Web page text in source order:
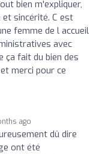
bien m'expliquer,
et sincérité. C est
femme de l accueil
avec
ça fait du bien des
merci pour ce
ago
dû dire
ont été